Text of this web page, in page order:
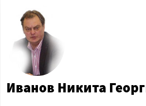
Иванов Никита